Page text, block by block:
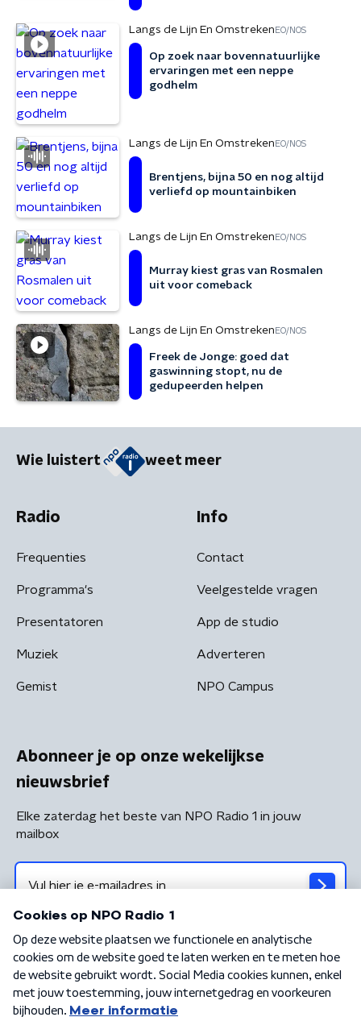
Langs de Lijn En Omstreken EO/NOS
Op zoek naar bovennatuurlijke
ervaringen met een neppe
godhelm
Langs de Lijn En Omstreken EO/NOS
Brentjens, bijna 50 en nog altijd
verliefd op mountainbiken
Langs de Lijn En Omstreken EO/NOS
Murray kiest gras van Rosmalen
uit voor comeback
Langs de Lijn En Omstreken EO/NOS
Freek de Jonge: goed dat
gaswinning stopt, nu de
gedupeerden helpen
Wie luistert weet meer
Radio
Frequenties
Programma's
Presentatoren
Muziek
Gemist
Info
Contact
Veelgestelde vragen
App de studio
Adverteren
NPO Campus
Abonneer je op onze wekelijkse
nieuwsbrief
Elke zaterdag het beste van NPO Radio 1 in jouw
mailbox
Algemene voorwaarden